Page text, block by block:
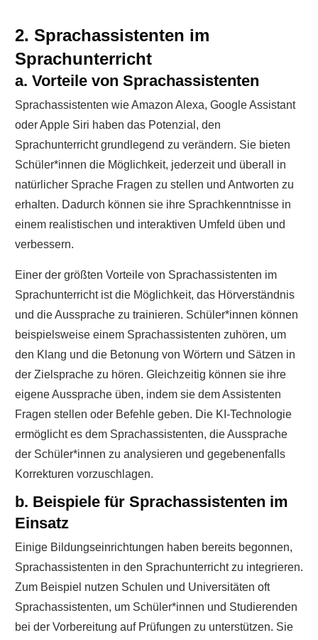
2. Sprachassistenten im
Sprachunterricht
a. Vorteile von Sprachassistenten
Sprachassistenten wie Amazon Alexa, Google Assistant
oder Apple Siri haben das Potenzial, den
Sprachunterricht grundlegend zu verändern. Sie bieten
Schüler*innen die Möglichkeit, jederzeit und überall in
natürlicher Sprache Fragen zu stellen und Antworten zu
erhalten. Dadurch können sie ihre Sprachkenntnisse in
einem realistischen und interaktiven Umfeld üben und
verbessern.
Einer der größten Vorteile von Sprachassistenten im
Sprachunterricht ist die Möglichkeit, das Hörverständnis
und die Aussprache zu trainieren. Schüler*innen können
beispielsweise einem Sprachassistenten zuhören, um
den Klang und die Betonung von Wörtern und Sätzen in
der Zielsprache zu hören. Gleichzeitig können sie ihre
eigene Aussprache üben, indem sie dem Assistenten
Fragen stellen oder Befehle geben. Die KI-Technologie
ermöglicht es dem Sprachassistenten, die Aussprache
der Schüler*innen zu analysieren und gegebenenfalls
Korrekturen vorzuschlagen.
b. Beispiele für Sprachassistenten im
Einsatz
Einige Bildungseinrichtungen haben bereits begonnen,
Sprachassistenten in den Sprachunterricht zu integrieren.
Zum Beispiel nutzen Schulen und Universitäten oft
Sprachassistenten, um Schüler*innen und Studierenden
bei der Vorbereitung auf Prüfungen zu unterstützen. Sie